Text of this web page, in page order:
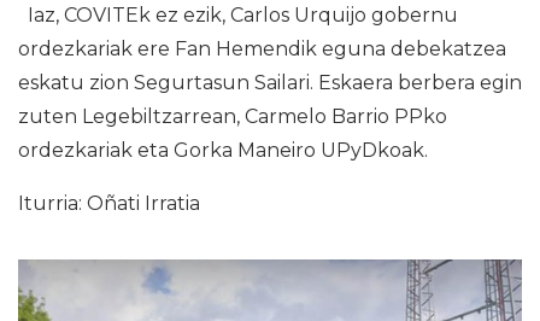
Iaz, COVITEk ez ezik, Carlos Urquijo gobernu
ordezkariak ere Fan Hemendik eguna debekatzea
eskatu zion Segurtasun Sailari. Eskaera berbera egin
zuten Legebiltzarrean, Carmelo Barrio PPko
ordezkariak eta Gorka Maneiro UPyDkoak.
Iturria: Oñati Irratia